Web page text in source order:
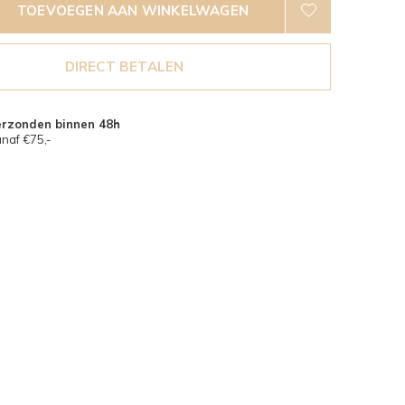
TOEVOEGEN AAN WINKELWAGEN
DIRECT BETALEN
binnen 48h
€75,-